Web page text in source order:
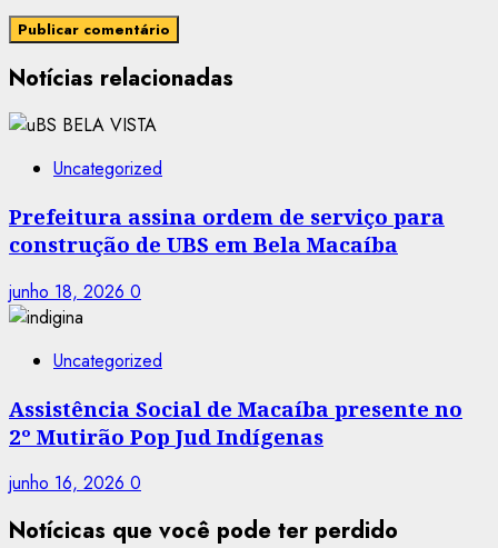
Notícias relacionadas
Uncategorized
Prefeitura assina ordem de serviço para
construção de UBS em Bela Macaíba
junho 18, 2026 0
Uncategorized
Assistência Social de Macaíba presente no
2º Mutirão Pop Jud Indígenas
junho 16, 2026 0
Notícicas que você pode ter perdido